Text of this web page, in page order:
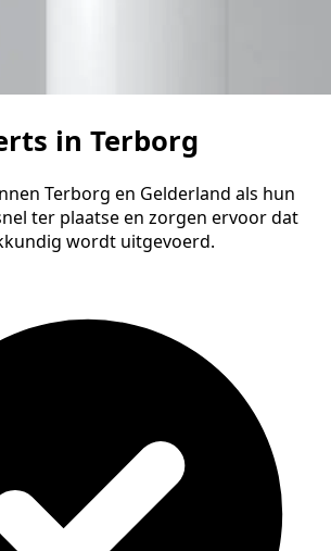
in Terborg
Terborg en Gelderland als hun
ter plaatse en zorgen ervoor dat
wordt uitgevoerd.